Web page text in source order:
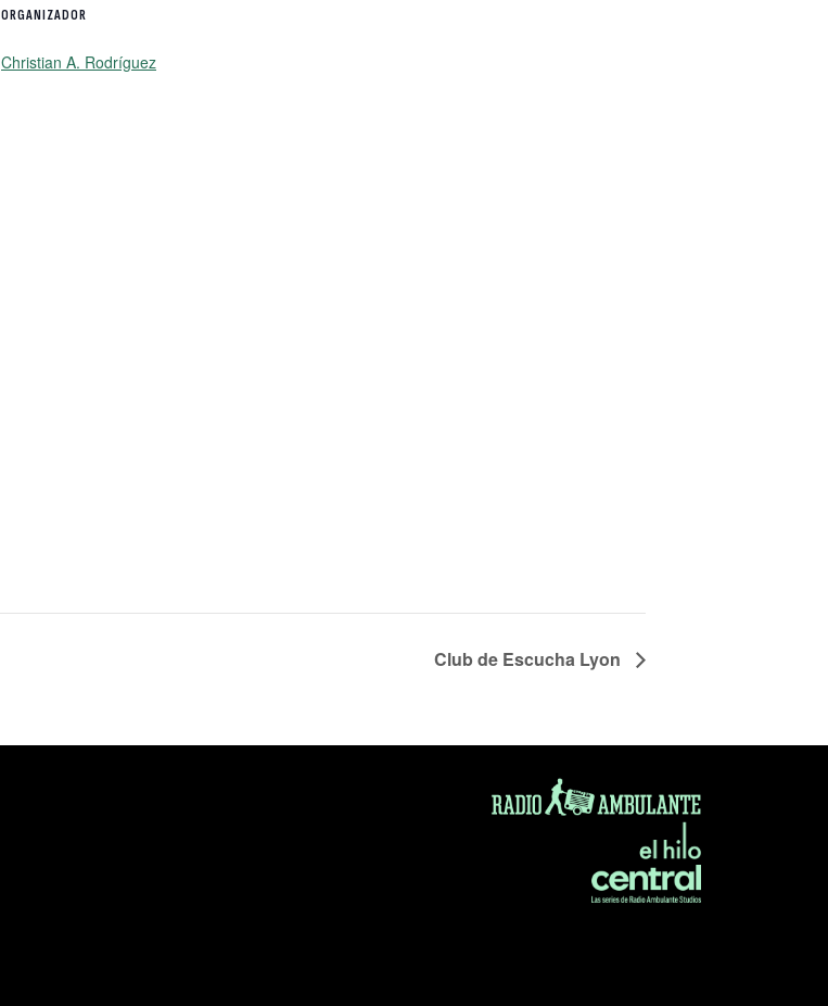
ORGANIZADOR
Christian A. Rodríguez
Club de Escucha Lyon